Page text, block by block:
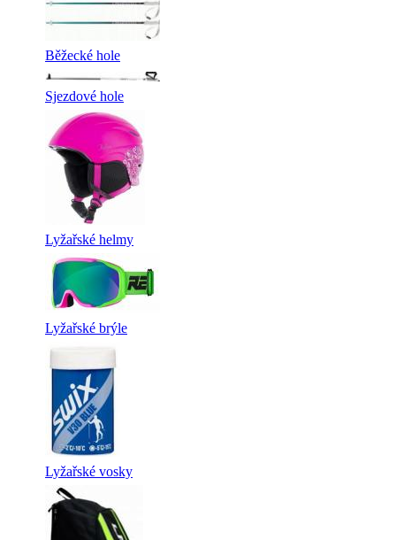
Běžecké hole
Sjezdové hole
Lyžařské helmy
Lyžařské brýle
Lyžařské vosky